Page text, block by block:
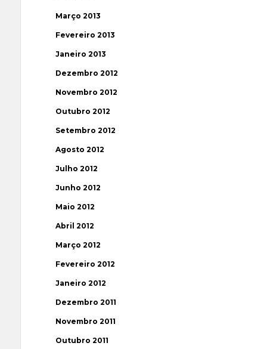
Março 2013
Fevereiro 2013
Janeiro 2013
Dezembro 2012
Novembro 2012
Outubro 2012
Setembro 2012
Agosto 2012
Julho 2012
Junho 2012
Maio 2012
Abril 2012
Março 2012
Fevereiro 2012
Janeiro 2012
Dezembro 2011
Novembro 2011
Outubro 2011